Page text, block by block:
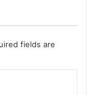
fields are